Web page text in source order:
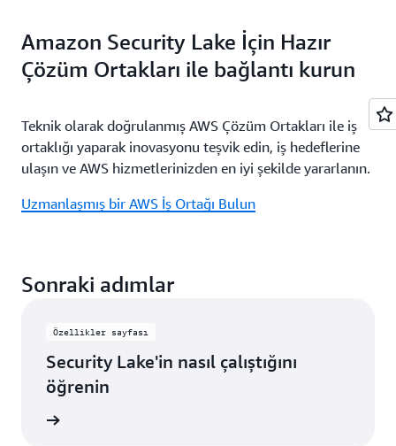
Amazon Security Lake İçin Hazır
Çözüm Ortakları ile bağlantı kurun
Teknik olarak doğrulanmış AWS Çözüm Ortakları ile iş
ortaklığı yaparak inovasyonu teşvik edin, iş hedeflerine
ulaşın ve AWS hizmetlerinizden en iyi şekilde yararlanın.
Uzmanlaşmış bir AWS İş Ortağı Bulun
Sonraki adımlar
Özellikler sayfası
Security Lake'in nasıl çalıştığını
öğrenin